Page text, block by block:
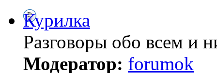
Курилка
Разговоры обо всем и
Модератор: forumok